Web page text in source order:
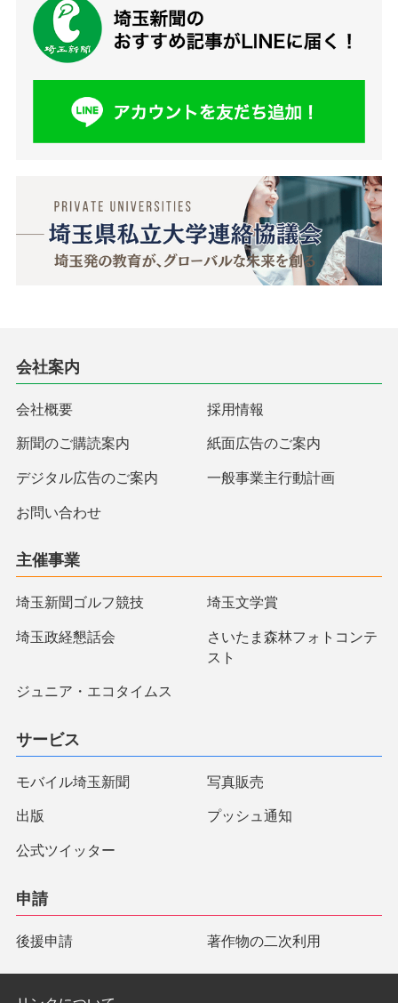
会社案内
会社概要 採用情報
新聞のご購読案内 紙面広告のご案内
デジタル広告のご案内 一般事業主行動計画
お問い合わせ
主催事業
埼玉新聞ゴルフ競技 埼玉文学賞
埼玉政経懇話会
さいたま森林フォトコンテ
スト
ジュニア・エコタイムス
サービス
モバイル埼玉新聞 写真販売
出版 プッシュ通知
公式ツイッター
申請
後援申請 著作物の二次利用